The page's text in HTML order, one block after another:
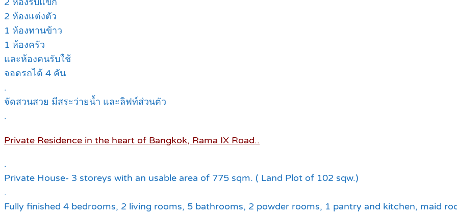
2 ห้องแต่งตัว
1 ห้องทานข้าว
1 ห้องครัว
และห้องคนรับใช้
จอดรถได้ 4 คัน
.
จัดสวนสวย มีสระว่ายน้ำ และลิฟท์ส่วนตัว
.
Private Residence in the heart of Bangkok, Rama IX Road..
.
Private House- 3 storeys with an usable area of 775 sqm. ( Land Plot of 102 sqw.)
.
Fully finished 4 bedrooms, 2 living rooms, 5 bathrooms, 2 powder rooms, 1 pantry and kitchen, maid